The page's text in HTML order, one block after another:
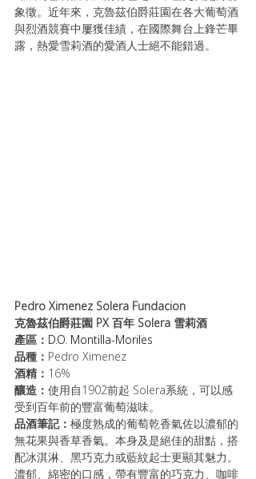
象徵。近年來，克魯茲伯爵莊園在各大葡萄酒
與烈酒競賽中屢獲佳績，在國際舞台上鋒芒畢
露，熱愛雪莉酒的愛酒人士絕不能錯過。
Pedro Ximenez Solera Fundacion
克魯茲伯爵莊園 PX 百年 Solera 雪莉酒
產區： D.O. Montilla-Moriles
品種： Pedro Ximenez
酒精： 16%
釀造： 使用自1902前起 Solera系統，可以感
受到百年前的豐富葡萄滋味。
品酒筆記： 極度熟成的葡萄乾香氣佐以濃郁的
無花果與香草香氣。本身及是絕佳的甜點，搭
配冰淇淋、黑巧克力或藍紋起士更顯其魅力。
濃郁、綿密的口感，帶有豐富的巧克力、咖啡